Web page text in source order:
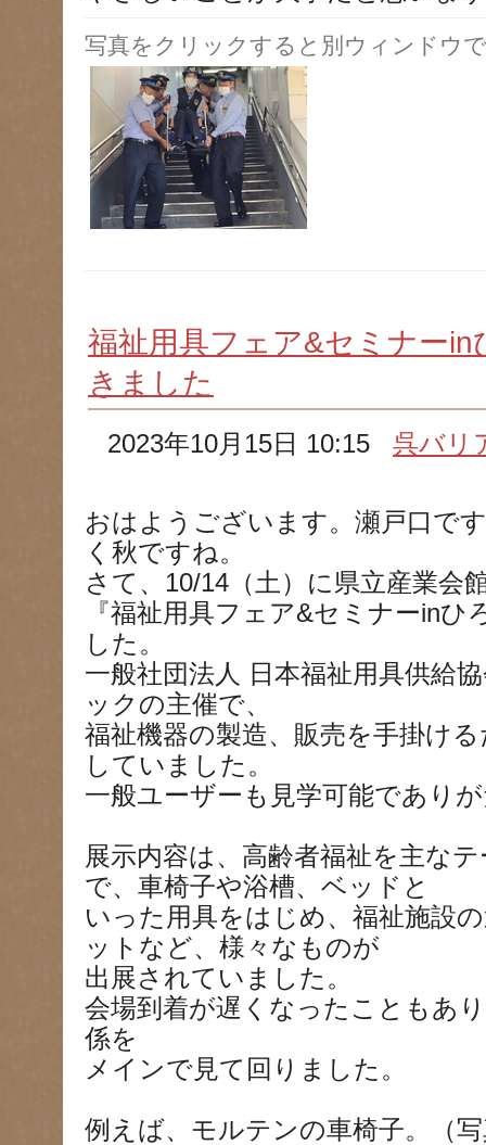
写真をクリックすると別ウィンドウ
福祉用具フェア&セミナー
きました
2023年10月15日 10:15呉バリ
おはようございます。瀬戸口で
く秋ですね。
さて、10/14（土）に県立産業会
『福祉用具フェア&セミナーin
した。
一般社団法人 日本福祉用具供給
ックの主催で、
福祉機器の製造、販売を手掛け
していました。
一般ユーザーも見学可能であり
展示内容は、高齢者福祉を主な
で、車椅子や浴槽、ベッドと
いった用具をはじめ、福祉施設
ットなど、様々なものが
出展されていました。
会場到着が遅くなったこともあ
係を
メインで見て回りました。
例えば、モルテンの車椅子。（